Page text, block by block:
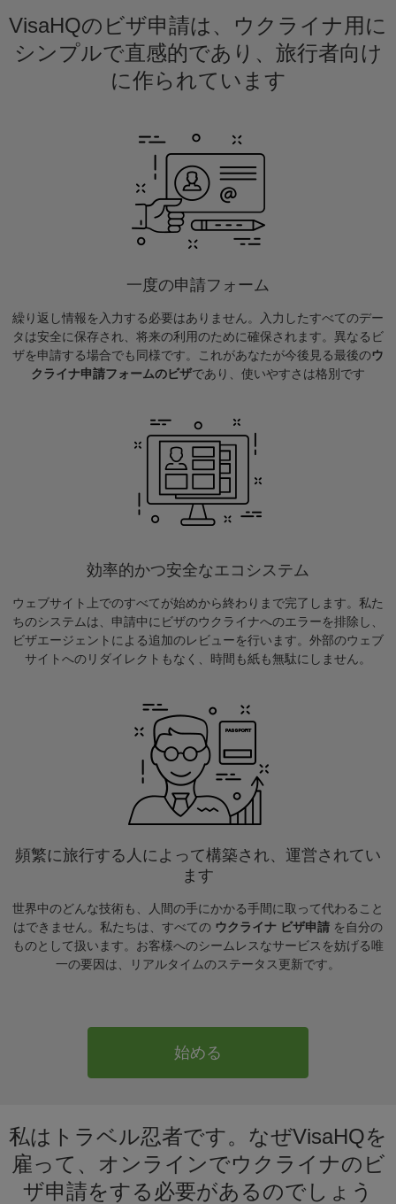
VisaHQのビザ申請は、ウクライナ用に
シンプルで直感的であり、旅行者向け
に作られています
一度の申請フォーム
繰り返し情報を入力する必要はありません。入力したすべてのデー
タは安全に保存され、将来の利用のために確保されます。異なるビ
ザを申請する場合でも同様です。これがあなたが今後見る最後のウ
クライナ申請フォームのビザであり、使いやすさは格別です
効率的かつ安全なエコシステム
ウェブサイト上でのすべてが始めから終わりまで完了します。私た
ちのシステムは、申請中にビザのウクライナへのエラーを排除し、
ビザエージェントによる追加のレビューを行います。外部のウェブ
サイトへのリダイレクトもなく、時間も紙も無駄にしません。
頻繁に旅行する人によって構築され、運営されてい
ます
世界中のどんな技術も、人間の手にかかる手間に取って代わること
はできません。私たちは、すべての ウクライナ ビザ申請 を自分の
ものとして扱います。お客様へのシームレスなサービスを妨げる唯
一の要因は、リアルタイムのステータス更新です。
始める
私はトラベル忍者です。なぜVisaHQを
雇って、オンラインでウクライナのビ
ザ申請をする必要があるのでしょう